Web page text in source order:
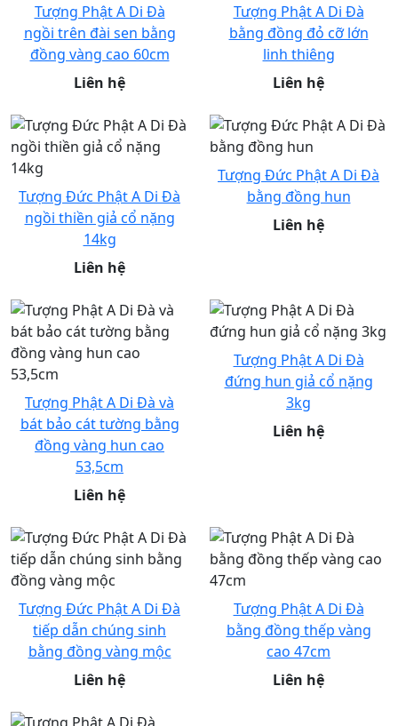
Tượng Phật A Di Đà
ngồi trên đài sen bằng
đồng vàng cao 60cm
Liên hệ
Tượng Phật A Di Đà
bằng đồng đỏ cỡ lớn
linh thiêng
Liên hệ
Tượng Đức Phật A Di Đà
ngồi thiền giả cổ nặng
14kg
Liên hệ
Tượng Đức Phật A Di Đà
bằng đồng hun
Liên hệ
Tượng Phật A Di Đà và
bát bảo cát tường bằng
đồng vàng hun cao
53,5cm
Liên hệ
Tượng Phật A Di Đà
đứng hun giả cổ nặng
3kg
Liên hệ
Tượng Đức Phật A Di Đà
tiếp dẫn chúng sinh
bằng đồng vàng mộc
Liên hệ
Tượng Phật A Di Đà
bằng đồng thếp vàng
cao 47cm
Liên hệ